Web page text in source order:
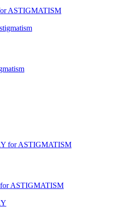
ASTIGMATISM
ASTIGMATISM